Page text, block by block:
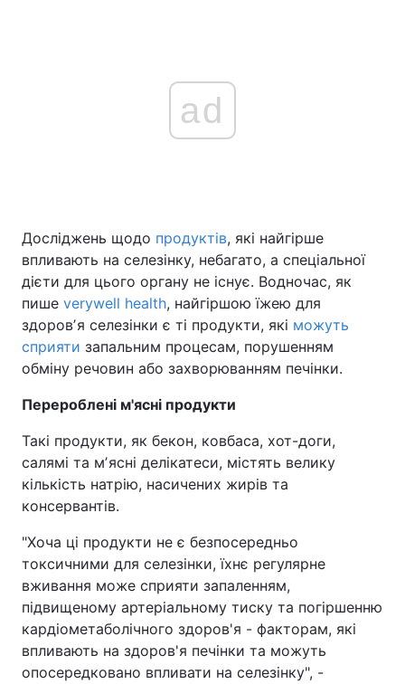
ad
Досліджень щодо продуктів, які найгірше
впливають на селезінку, небагато, а спеціальної
дієти для цього органу не існує. Водночас, як
пише verywell health, найгіршою їжею для
здоровʼя селезінки є ті продукти, які можуть
сприяти запальним процесам, порушенням
обміну речовин або захворюванням печінки.
Перероблені м'ясні продукти
Такі продукти, як бекон, ковбаса, хот-доги,
салямі та мʼясні делікатеси, містять велику
кількість натрію, насичених жирів та
консервантів.
"Хоча ці продукти не є безпосередньо
токсичними для селезінки, їхнє регулярне
вживання може сприяти запаленням,
підвищеному артеріальному тиску та погіршенню
кардіометаболічного здоров'я - факторам, які
впливають на здоров'я печінки та можуть
опосередковано впливати на селезінку", -